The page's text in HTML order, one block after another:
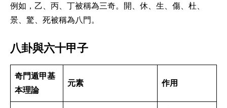
例如，乙、丙、丁被稱為三奇。開、休、生、傷、杜、
景、驚、死被稱為八門。
八卦與六十甲子
奇門遁甲基
本理論
元素 作用